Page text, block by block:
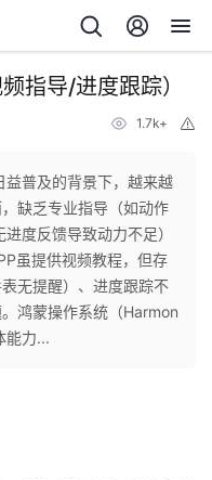
指导/进度跟踪）
1.7k+
益普及的背景下，越来越
缺乏专业指导​​（如动作
度反馈导致动力不足）
虽提供视频教程，但存
无提醒）、进度跟踪不
鸿蒙操作系统（Harmon
能力...